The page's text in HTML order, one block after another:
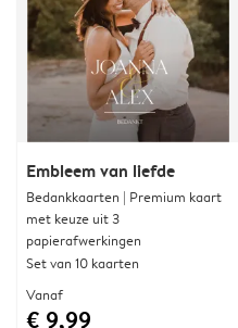
Embleem van liefde
Bedankkaarten | Premium kaart
met keuze uit 3
papierafwerkingen
Set van 10 kaarten
Vanaf
€ 9,99